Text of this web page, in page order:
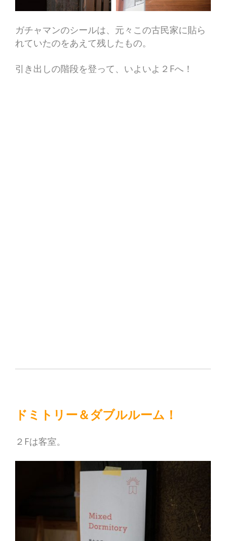
ガチャマンのシールは、元々この古民家に貼ら
れていたのをあえて残したもの。
引き出しの階段を登って、いよいよ２Fへ！
ドミトリー＆ダブルルーム！
２Fは客室。